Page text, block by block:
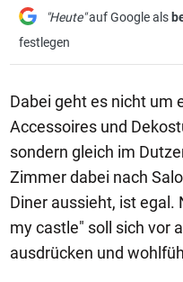
"Heute"auf Google als
festlegen
Dabei geht es nicht um
Accessoires und
sondern gleich im
Zimmer dabei nach
Diner aussieht, ist
my castle" soll sich vor
ausdrücken und